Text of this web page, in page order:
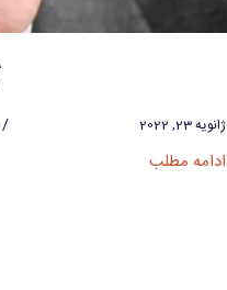
ژانویه 23, 2022 /
ادامه مطلب